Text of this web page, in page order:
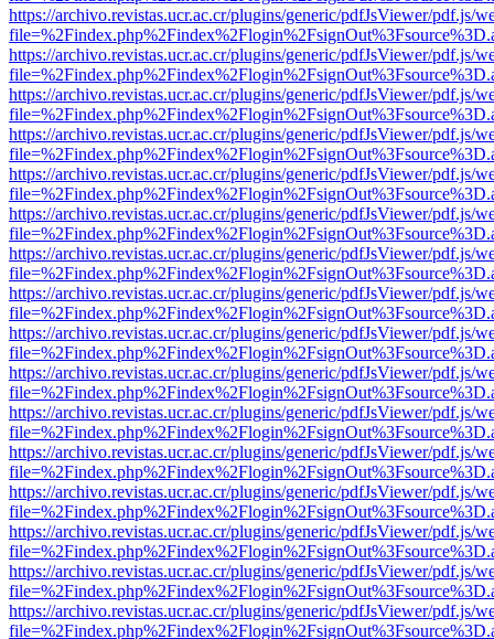
https://archivo.revistas.ucr.ac.cr/plugins/generic/pdfJsViewer/pdf.js/
https://archivo.revistas.ucr.ac.cr/plugins/generic/pdfJsViewer/pdf.js/
https://archivo.revistas.ucr.ac.cr/plugins/generic/pdfJsViewer/pdf.js/
https://archivo.revistas.ucr.ac.cr/plugins/generic/pdfJsViewer/pdf.js/
https://archivo.revistas.ucr.ac.cr/plugins/generic/pdfJsViewer/pdf.js/
https://archivo.revistas.ucr.ac.cr/plugins/generic/pdfJsViewer/pdf.js/
https://archivo.revistas.ucr.ac.cr/plugins/generic/pdfJsViewer/pdf.js/
https://archivo.revistas.ucr.ac.cr/plugins/generic/pdfJsViewer/pdf.js/
https://archivo.revistas.ucr.ac.cr/plugins/generic/pdfJsViewer/pdf.js/
https://archivo.revistas.ucr.ac.cr/plugins/generic/pdfJsViewer/pdf.js/
https://archivo.revistas.ucr.ac.cr/plugins/generic/pdfJsViewer/pdf.js/
https://archivo.revistas.ucr.ac.cr/plugins/generic/pdfJsViewer/pdf.js/
https://archivo.revistas.ucr.ac.cr/plugins/generic/pdfJsViewer/pdf.js/
https://archivo.revistas.ucr.ac.cr/plugins/generic/pdfJsViewer/pdf.js/
https://archivo.revistas.ucr.ac.cr/plugins/generic/pdfJsViewer/pdf.js/
https://archivo.revistas.ucr.ac.cr/plugins/generic/pdfJsViewer/pdf.js/